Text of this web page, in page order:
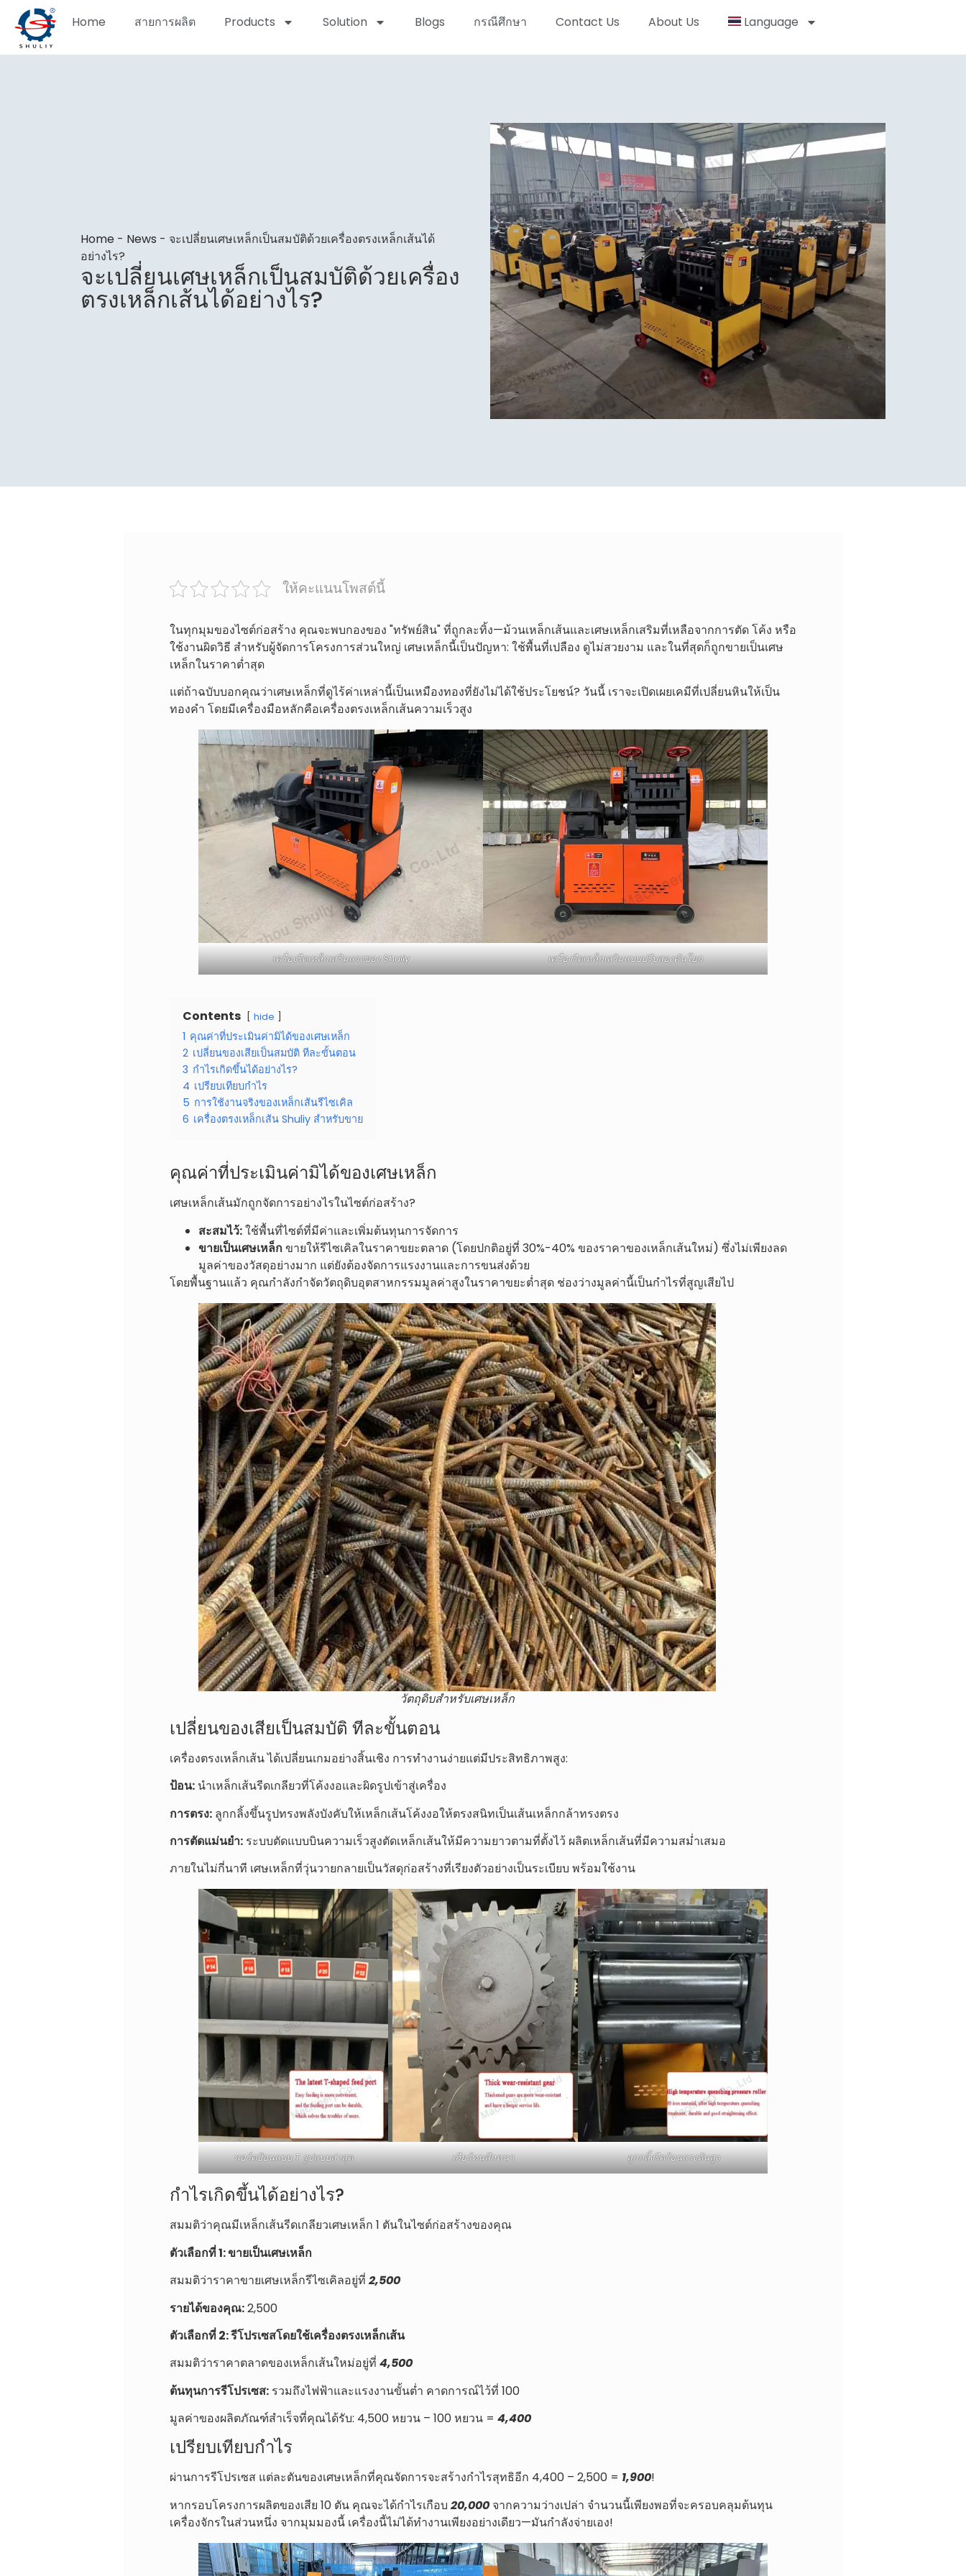
Home สายการผลิต Products Solution Blogs กรณีศึกษา Contact Us About Us Language
Home - News - จะเปลี่ยนเศษเหล็กเป็นสมบัติด้วยเครื่องตรงเหล็กเส้นได้
อย่างไร?
จะเปลี่ยนเศษเหล็กเป็นสมบัติด้วยเครื่อง
ตรงเหล็กเส้นได้อย่างไร?
ให้คะแนนโพสต์นี้
ในทุกมุมของไซต์ก่อสร้าง คุณจะพบกองของ "ทรัพย์สิน" ที่ถูกละทิ้ง—ม้วนเหล็กเส้นและเศษเหล็กเสริมที่เหลือจากการตัด โค้ง หรือ
ใช้งานผิดวิธี สำหรับผู้จัดการโครงการส่วนใหญ่ เศษเหล็กนี้เป็นปัญหา: ใช้พื้นที่เปลือง ดูไม่สวยงาม และในที่สุดก็ถูกขายเป็นเศษ
เหล็กในราคาต่ำสุด
แต่ถ้าฉบับบอกคุณว่าเศษเหล็กที่ดูไร้ค่าเหล่านี้เป็นเหมืองทองที่ยังไม่ได้ใช้ประโยชน์? วันนี้ เราจะเปิดเผยเคมีที่เปลี่ยนหินให้เป็น
ทองคำ โดยมีเครื่องมือหลักคือเครื่องตรงเหล็กเส้นความเร็วสูง
เครื่องรีดเหล็กเสริมแรงของ Shuliy เครื่องรีดเหล็กเสริมแบบปรับสองคันโยก
Contents hide
1 คุณค่าที่ประเมินค่ามิได้ของเศษเหล็ก
2 เปลี่ยนของเสียเป็นสมบัติ ทีละขั้นตอน
3 กำไรเกิดขึ้นได้อย่างไร?
4 เปรียบเทียบกำไร
5 การใช้งานจริงของเหล็กเส้นรีไซเคิล
6 เครื่องตรงเหล็กเส้น Shuliy สำหรับขาย
คุณค่าที่ประเมินค่ามิได้ของเศษเหล็ก
เศษเหล็กเส้นมักถูกจัดการอย่างไรในไซต์ก่อสร้าง?
สะสมไว้:ใช้พื้นที่ไซต์ที่มีค่าและเพิ่มต้นทุนการจัดการ
ขายเป็นเศษเหล็ก ขายให้รีไซเคิลในราคาขยะตลาด (โดยปกติอยู่ที่ 30%-40% ของราคาของเหล็กเส้นใหม่) ซึ่งไม่เพียงลด
มูลค่าของวัสดุอย่างมาก แต่ยังต้องจัดการแรงงานและการขนส่งด้วย
โดยพื้นฐานแล้ว คุณกำลังกำจัดวัตถุดิบอุตสาหกรรมมูลค่าสูงในราคาขยะต่ำสุด ช่องว่างมูลค่านี้เป็นกำไรที่สูญเสียไป
วัตถุดิบสำหรับเศษเหล็ก
เปลี่ยนของเสียเป็นสมบัติ ทีละขั้นตอน
เครื่องตรงเหล็กเส้น ได้เปลี่ยนเกมอย่างสิ้นเชิง การทำงานง่ายแต่มีประสิทธิภาพสูง:
ป้อน: นำเหล็กเส้นรีดเกลียวที่โค้งงอและผิดรูปเข้าสู่เครื่อง
การตรง: ลูกกลิ้งขึ้นรูปทรงพลังบังคับให้เหล็กเส้นโค้งงอให้ตรงสนิทเป็นเส้นเหล็กกล้าทรงตรง
การตัดแม่นยำ: ระบบตัดแบบบินความเร็วสูงตัดเหล็กเส้นให้มีความยาวตามที่ตั้งไว้ ผลิตเหล็กเส้นที่มีความสม่ำเสมอ
ภายในไม่กี่นาที เศษเหล็กที่วุ่นวายกลายเป็นวัสดุก่อสร้างที่เรียงตัวอย่างเป็นระเบียบ พร้อมใช้งาน
พอร์ตป้อนแบบ T รูปแบบล่าสุด เกียร์ทนสึกหนา ลูกกลิ้งรีดร้อนแรงดันสูง
กำไรเกิดขึ้นได้อย่างไร?
สมมติว่าคุณมีเหล็กเส้นรีดเกลียวเศษเหล็ก 1 ตันในไซต์ก่อสร้างของคุณ
ตัวเลือกที่ 1: ขายเป็นเศษเหล็ก
สมมติว่าราคาขายเศษเหล็กรีไซเคิลอยู่ที่ 2,500
รายได้ของคุณ:2,500
ตัวเลือกที่ 2: รีโปรเซสโดยใช้เครื่องตรงเหล็กเส้น
สมมติว่าราคาตลาดของเหล็กเส้นใหม่อยู่ที่ 4,500
ต้นทุนการรีโปรเซส: รวมถึงไฟฟ้าและแรงงานขั้นต่ำ คาดการณ์ไว้ที่ 100
มูลค่าของผลิตภัณฑ์สำเร็จที่คุณได้รับ: 4,500 หยวน – 100 หยวน = 4,400
เปรียบเทียบกำไร
ผ่านการรีโปรเซส แต่ละตันของเศษเหล็กที่คุณจัดการจะสร้างกำไรสุทธิอีก 4,400 – 2,500 = 1,900!
หากรอบโครงการผลิตของเสีย 10 ตัน คุณจะได้กำไรเกือบ 20,000 จากความว่างเปล่า จำนวนนี้เพียงพอที่จะครอบคลุมต้นทุน
เครื่องจักรในส่วนหนึ่ง จากมุมมองนี้ เครื่องนี้ไม่ได้ทำงานเพียงอย่างเดียว—มันกำลังจ่ายเอง!